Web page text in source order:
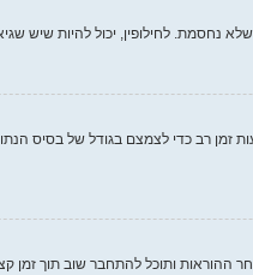
רב כדי לצמצם בגודל של בסיס
ההוראות ותוכל להתחבר שוב תוך זמן